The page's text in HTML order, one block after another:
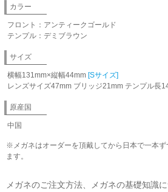
カラー
フロント：アンティークゴールド
テンプル：デミブラウン
サイズ
横幅131mm×縦幅44mm [Sサイズ]
レンズサイズ47mm ブリッジ21mm テンプル長
原産国
中国
※メガネはオーダーを頂戴してから日本で一本ず
ます。
メガネのご注文方法、メガネの基礎知識